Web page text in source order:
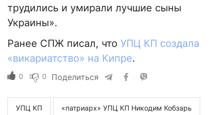
трудились и умирали лучшие сыны
Украины».
Ранее СПЖ писал, что УПЦ КП создала
«викариатство» на Кипре.
0 0 Поделиться
УПЦ КП «патриарх» УПЦ КП Никодим Кобзарь